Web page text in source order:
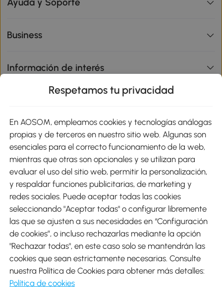
Ayuda y Soporte
Business
Información de interés
Métodos de Pago
Envíos
Descargar Aosom App
Google Play
Respetamos tu privacidad
En AOSOM, empleamos cookies y tecnologías análogas
propias y de terceros en nuestro sitio web. Algunas son
esenciales para el correcto funcionamiento de la web,
mientras que otras son opcionales y se utilizan para
evaluar el uso del sitio web, permitir la personalización,
y respaldar funciones publicitarias, de marketing y
redes sociales. Puede aceptar todas las cookies
seleccionando "Aceptar todas" o configurar libremente
las que se ajusten a sus necesidades en “Configuración
de cookies”, o incluso rechazarlas mediante la opción
"Rechazar todas", en este caso solo se mantendrán las
cookies que sean estrictamente necesarias. Consulte
nuestra Política de Cookies para obtener más detalles:
Política de cookies